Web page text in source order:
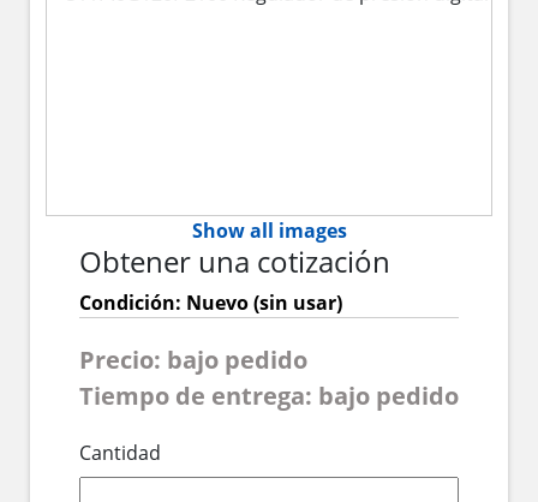
Show all images
Obtener una cotización
Condición: Nuevo (sin usar)
Precio: bajo pedido
Tiempo de entrega: bajo pedido
Cantidad